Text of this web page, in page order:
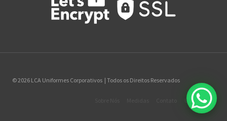
© 2026 LCA Uniformes Corporativos | Todos os Direitos Reservados
Uniformes